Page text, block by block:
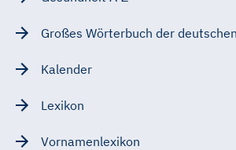
Großes Wörterbuch der
Kalender
Lexikon
Vornamenlexikon